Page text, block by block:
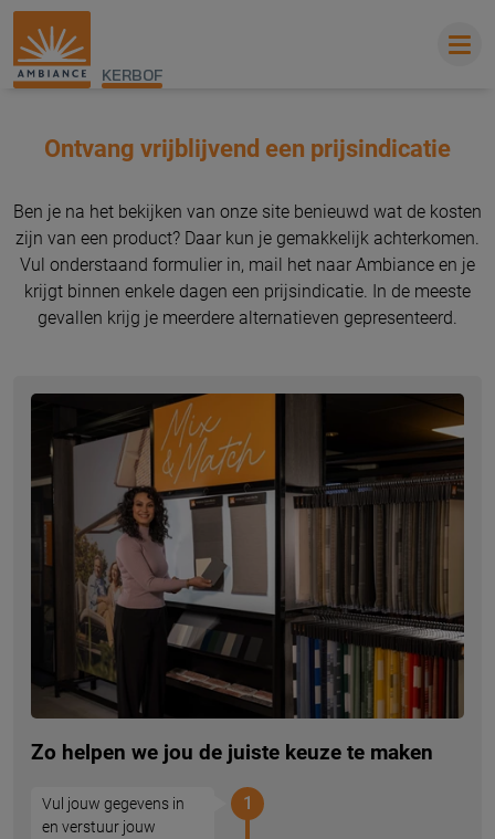
KERBOF
Ontvang vrijblijvend een prijsindicatie
Ben je na het bekijken van onze site benieuwd wat de kosten
zijn van een product? Daar kun je gemakkelijk achterkomen.
Vul onderstaand formulier in, mail het naar Ambiance en je
krijgt binnen enkele dagen een prijsindicatie. In de meeste
gevallen krijg je meerdere alternatieven gepresenteerd.
Zo helpen we jou de juiste keuze te maken
Vul jouw gegevens in
en verstuur jouw
1